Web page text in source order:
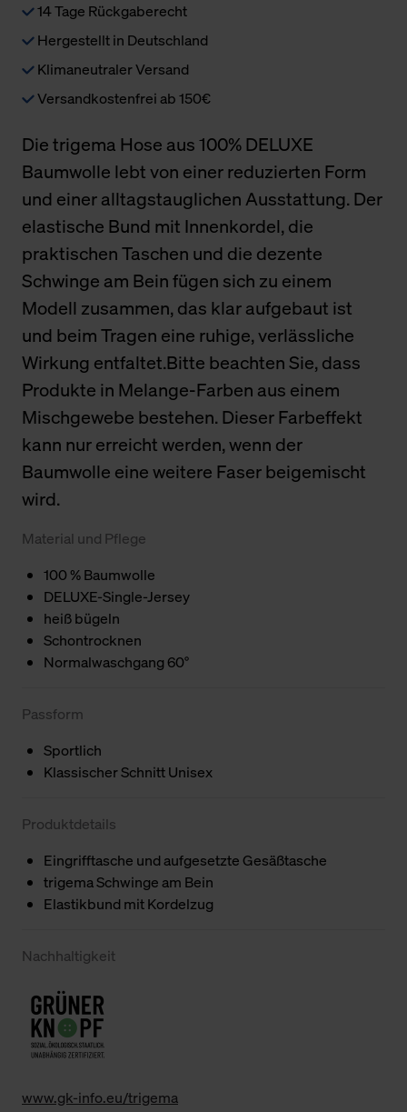
14 Tage Rückgaberecht
Hergestellt in Deutschland
Klimaneutraler Versand
Versandkostenfrei ab 150€
Die trigema Hose aus 100% DELUXE
Baumwolle lebt von einer reduzierten Form
und einer alltagstauglichen Ausstattung. Der
elastische Bund mit Innenkordel, die
praktischen Taschen und die dezente
Schwinge am Bein fügen sich zu einem
Modell zusammen, das klar aufgebaut ist
und beim Tragen eine ruhige, verlässliche
Wirkung entfaltet.Bitte beachten Sie, dass
Produkte in Melange-Farben aus einem
Mischgewebe bestehen. Dieser Farbeffekt
kann nur erreicht werden, wenn der
Baumwolle eine weitere Faser beigemischt
wird.
Material und Pflege
100 % Baumwolle
DELUXE-Single-Jersey
heiß bügeln
Schontrocknen
Normalwaschgang 60°
Passform
Sportlich
Klassischer Schnitt Unisex
Produktdetails
Eingrifftasche und aufgesetzte Gesäßtasche
trigema Schwinge am Bein
Elastikbund mit Kordelzug
Nachhaltigkeit
www.gk-info.eu/trigema